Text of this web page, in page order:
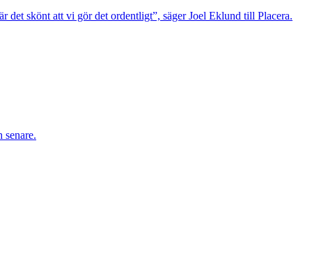
det skönt att vi gör det ordentligt”, säger Joel Eklund till Placera.
senare.